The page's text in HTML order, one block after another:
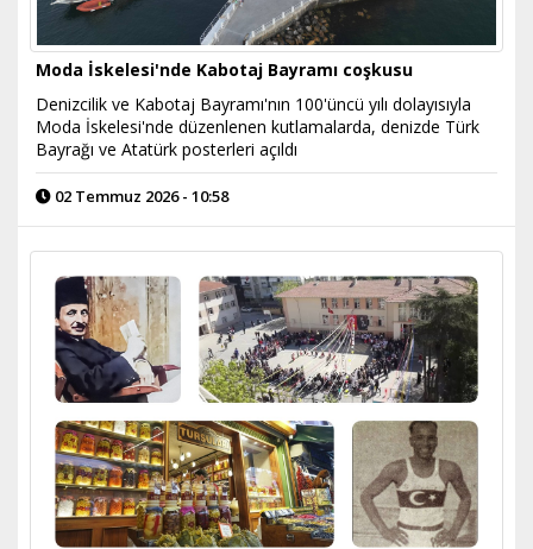
Moda İskelesi'nde Kabotaj Bayramı coşkusu
Denizcilik ve Kabotaj Bayramı'nın 100'üncü yılı dolayısıyla
Moda İskelesi'nde düzenlenen kutlamalarda, denizde Türk
Bayrağı ve Atatürk posterleri açıldı
02 Temmuz 2026 - 10:58